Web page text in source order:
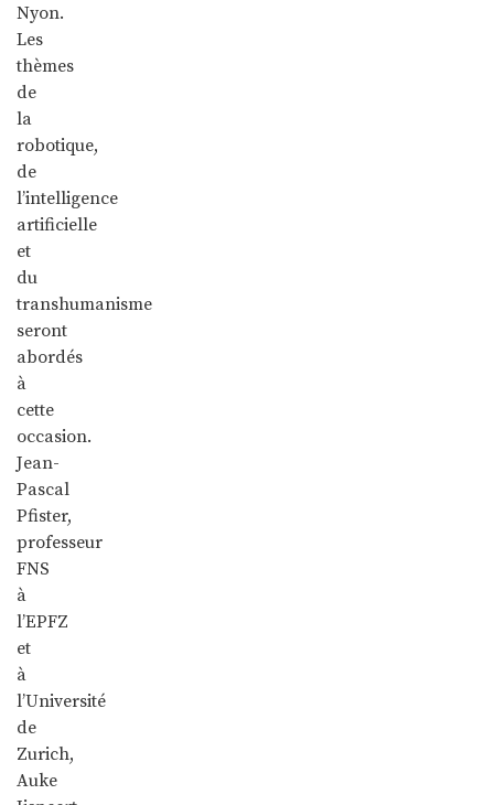
Nyon.
Les
thèmes
de
la
robotique,
de
l’intelligence
artificielle
et
du
transhumanisme
seront
abordés
à
cette
occasion.
Jean-
Pascal
Pfister,
professeur
FNS
à
l’EPFZ
et
à
l’Université
de
Zurich,
Auke